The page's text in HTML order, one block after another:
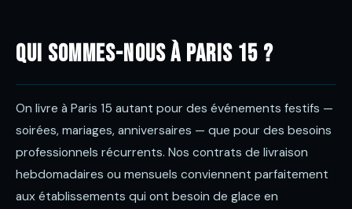
Qui sommes-nous à Paris 15 ?
On livre à Paris 15 autant pour des événements festifs —
soirées, mariages, anniversaires — que pour des besoins
professionnels récurrents. Nos contrats de livraison
hebdomadaires ou mensuels conviennent parfaitement
aux établissements qui ont besoin de glace en